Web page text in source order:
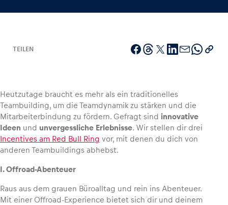
Alle anzeigen
Fahrzeug
TEILEN
Heutzutage braucht es mehr als ein traditionelles
Teambuilding, um die Teamdynamik zu stärken und die
Mitarbeiterbindung zu fördern. Gefragt sind innovative
Ideen und unvergessliche Erlebnisse. Wir stellen dir drei
Incentives am Red Bull Ring vor, mit denen du dich von
anderen Teambuildings abhebst.
I. Offroad-Abenteuer
Raus aus dem grauen Büroalltag und rein ins Abenteuer.
Mit einer Offroad-Experience bietet sich dir und deinem